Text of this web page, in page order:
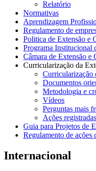
Relatório
Normativas
Aprendizagem
Regulamento de
Politica de Extensão e
Programa
Câmara de Extensão
Curricularização da
Curricularização
Documentos
Metodologia e
Vídeos
Perguntas mais
Ações registradas
Guia para Projetos de
Regulamento de ações
Internacional